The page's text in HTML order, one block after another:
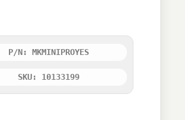
P/N: MKMINIPROYES
SKU: 10133199